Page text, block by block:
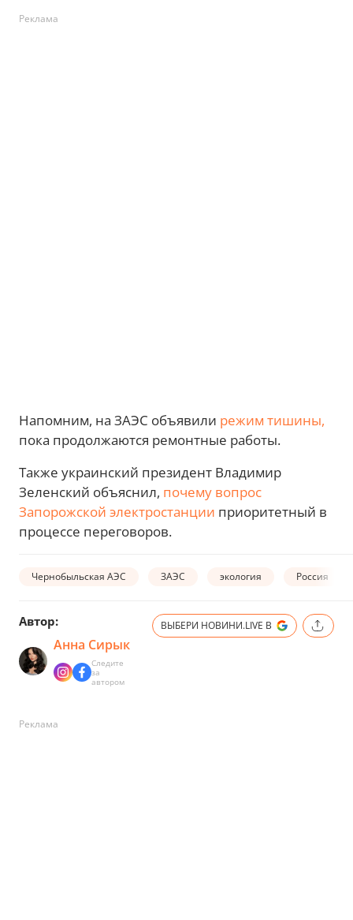
Реклама
Напомним, на ЗАЭС объявили режим тишины,
пока продолжаются ремонтные работы.
Также украинский президент Владимир
Зеленский объяснил, почему вопрос
Запорожской электростанции приоритетный в
процессе переговоров.
Чернобыльская АЭС ЗАЭС экология Россия
Автор:
Анна Сирык
Следите
за
автором
ВЫБЕРИ НОВИНИ.LIVE В
Реклама